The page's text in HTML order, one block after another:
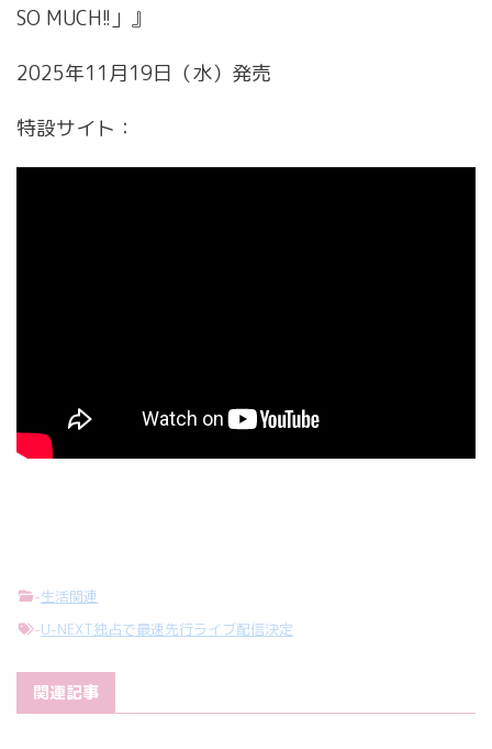
SO MUCH!!」』
2025年11月19日（水）発売
特設サイト：
-生活関連
-U-NEXT独占で最速先行ライブ配信決定
関連記事